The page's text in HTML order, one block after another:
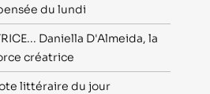
du lundi
Daniella D'Almeida, la
créatrice
littéraire du jour